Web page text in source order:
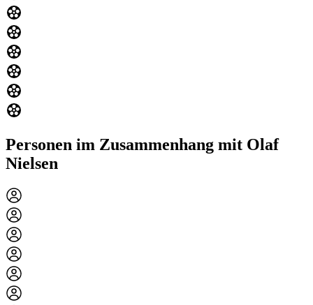
Personen im Zusammenhang mit Olaf
Nielsen